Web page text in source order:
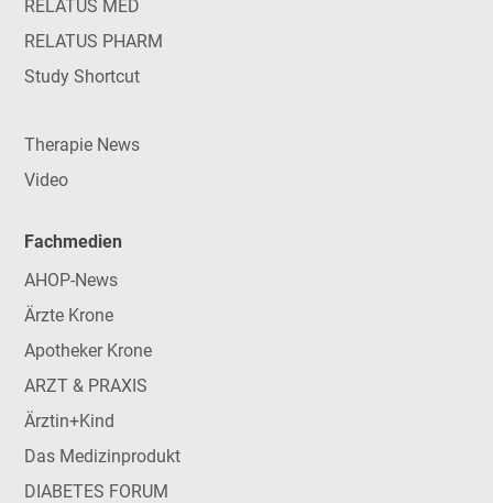
RELATUS MED
RELATUS PHARM
Study Shortcut
Therapie News
Video
Fachmedien
AHOP-News
Ärzte Krone
Apotheker Krone
ARZT & PRAXIS
Ärztin+Kind
Das Medizinprodukt
DIABETES FORUM